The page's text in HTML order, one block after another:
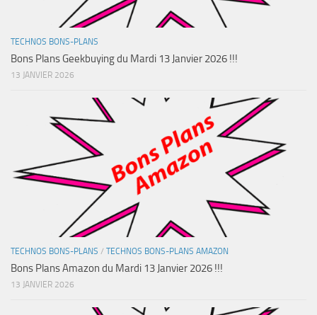
TECHNOS BONS-PLANS
Bons Plans Geekbuying du Mardi 13 Janvier 2026 !!!
13 JANVIER 2026
TECHNOS BONS-PLANS / TECHNOS BONS-PLANS AMAZON
Bons Plans Amazon du Mardi 13 Janvier 2026 !!!
13 JANVIER 2026